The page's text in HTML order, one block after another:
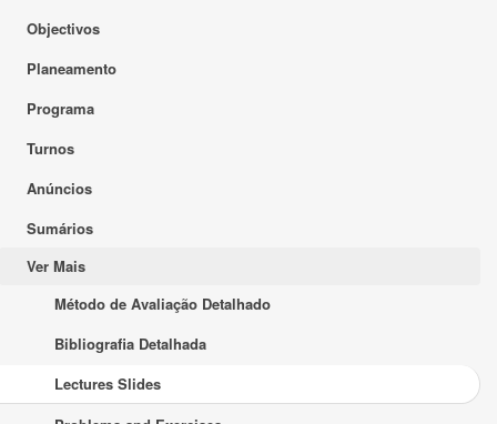
Objectivos
Planeamento
Programa
Turnos
Anúncios
Sumários
Ver Mais
Método de Avaliação Detalhado
Bibliografia Detalhada
Lectures Slides